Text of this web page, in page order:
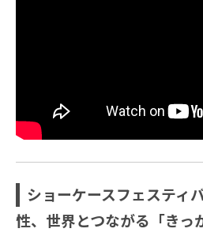
ショーケースフェスティ
性、世界とつながる「きっ